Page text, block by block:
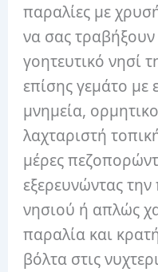
παραλίες με
να σας τραβήξουν
γοητευτικό νησί
επίσης γεμάτο με
μνημεία,
λαχταριστή
μέρες
εξερευνώντας
νησιού ή απλώς
παραλία και
βόλτα στις